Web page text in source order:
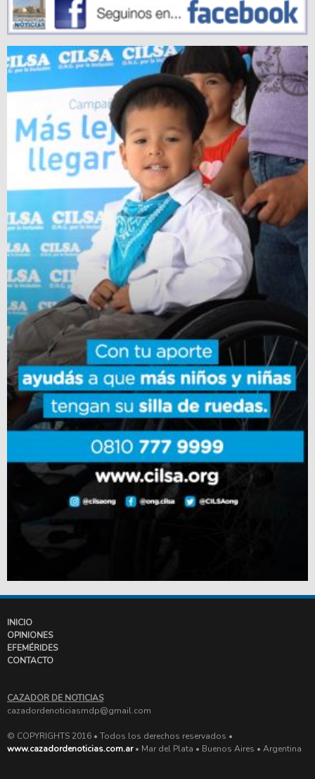
INICIO
OPINIONES
EFEMÉRIDES
CONTACTO
CAZADOR DE NOTICIAS
cazadordenoticiasmdp@gmail.com
© COPYRIGHTS 2016 • Todos los derechos reservados •
www.cazadordenoticias.com.ar• Mar del Plata • Buenos Aires • Argentina